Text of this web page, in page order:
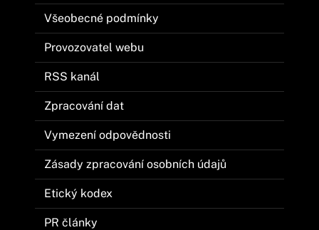
Všeobecné podmínky
Provozovatel webu
RSS kanál
Zpracování dat
Vymezení odpovědnosti
Zásady zpracování osobních údajů
Etický kodex
PR články